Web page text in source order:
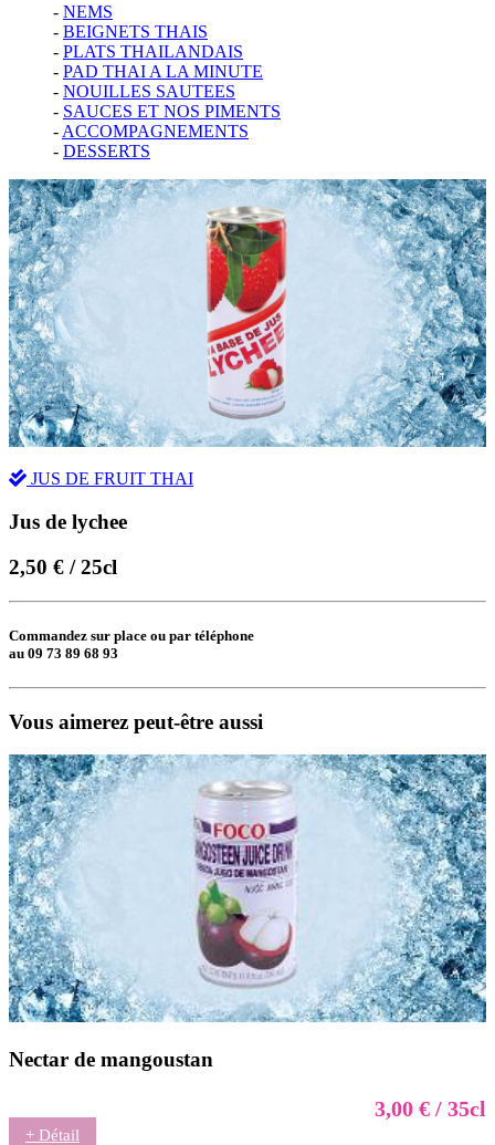
- NEMS
- BEIGNETS THAIS
- PLATS THAILANDAIS
- PAD THAI A LA MINUTE
- NOUILLES SAUTEES
- SAUCES ET NOS PIMENTS
- ACCOMPAGNEMENTS
- DESSERTS
JUS DE FRUIT THAI
Jus de lychee
2,50 € / 25cl
Commandez sur place ou par téléphone
au 09 73 89 68 93
Vous aimerez peut-être aussi
Nectar de mangoustan
3,00 € / 35cl
+ Détail